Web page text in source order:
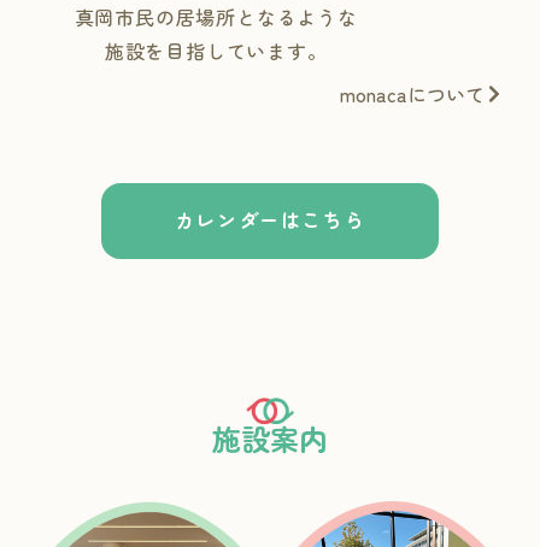
真岡市民の居場所となるような
施設を目指しています。
monacaについて
カレンダーはこちら
施設案内